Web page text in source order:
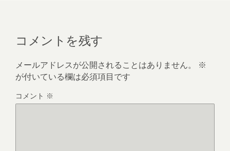
コメントを残す
メールアドレスが公開されることはありません。
※
が付いている欄は必須項目です
コメント ※